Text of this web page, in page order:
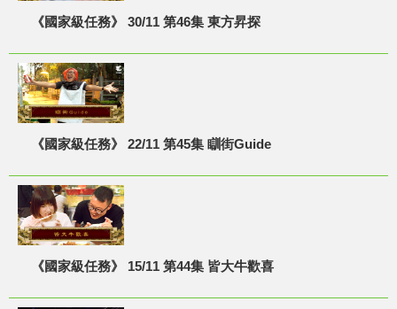
《國家級任務》 30/11 第46集 東方昇探
《國家級任務》 22/11 第45集 瞓街Guide
《國家級任務》 15/11 第44集 皆大牛歡喜